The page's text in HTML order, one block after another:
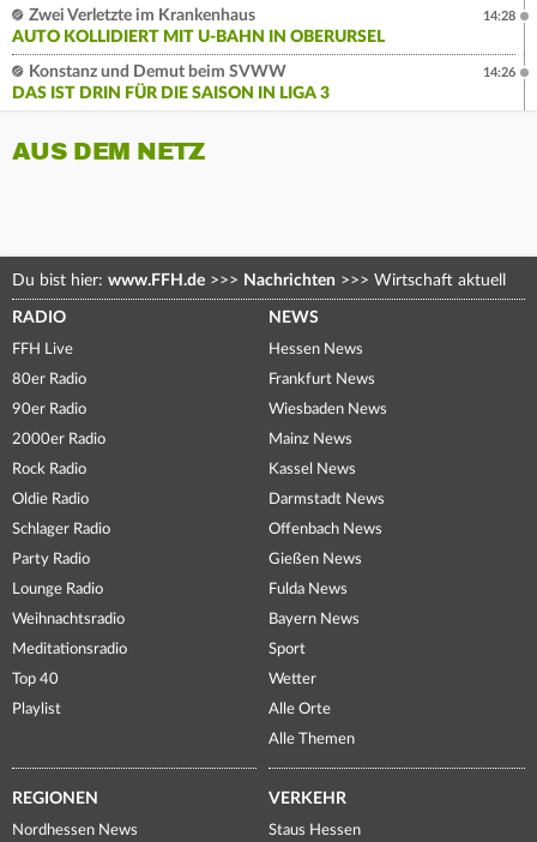
Zwei Verletzte im Krankenhaus
AUTO KOLLIDIERT MIT U-BAHN IN OBERURSEL
14:28
Konstanz und Demut beim SVWW
DAS IST DRIN FÜR DIE SAISON IN LIGA 3
14:26
AUS DEM NETZ
Du bist hier: www.FFH.de >>> Nachrichten >>> Wirtschaft aktuell
RADIO
FFH Live
80er Radio
90er Radio
2000er Radio
Rock Radio
Oldie Radio
Schlager Radio
Party Radio
Lounge Radio
Weihnachtsradio
Meditationsradio
Top 40
Playlist
NEWS
Hessen News
Frankfurt News
Wiesbaden News
Mainz News
Kassel News
Darmstadt News
Offenbach News
Gießen News
Fulda News
Bayern News
Sport
Wetter
Alle Orte
Alle Themen
REGIONEN
Nordhessen News
VERKEHR
Staus Hessen